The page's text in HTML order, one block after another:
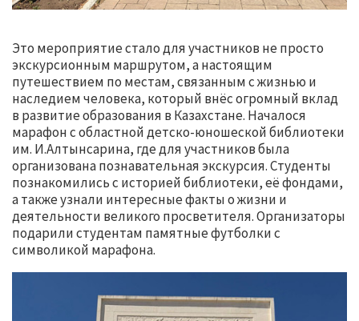
Это мероприятие стало для участников не просто
экскурсионным маршрутом, а настоящим
путешествием по местам, связанным с жизнью и
наследием человека, который внёс огромный вклад
в развитие образования в Казахстане. Началося
марафон с областной детско-юношеской библиотеки
им. И.Алтынсарина, где для участников была
организована познавательная экскурсия. Студенты
познакомились с историей библиотеки, её фондами,
а также узнали интересные факты о жизни и
деятельности великого просветителя. Организаторы
подарили студентам памятные футболки с
символикой марафона.